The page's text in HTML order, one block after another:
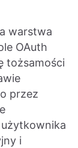
warstwa
OAuth
tożsamości
przez
i